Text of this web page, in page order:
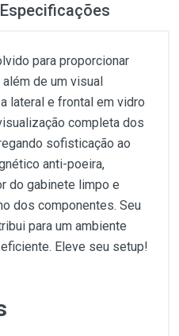
Especificações
para proporcionar
de um visual
lateral e frontal em vidro
completa dos
sofisticação ao
anti-poeira,
do gabinete limpo e
dos componentes. Seu
para um ambiente
Eleve seu setup!